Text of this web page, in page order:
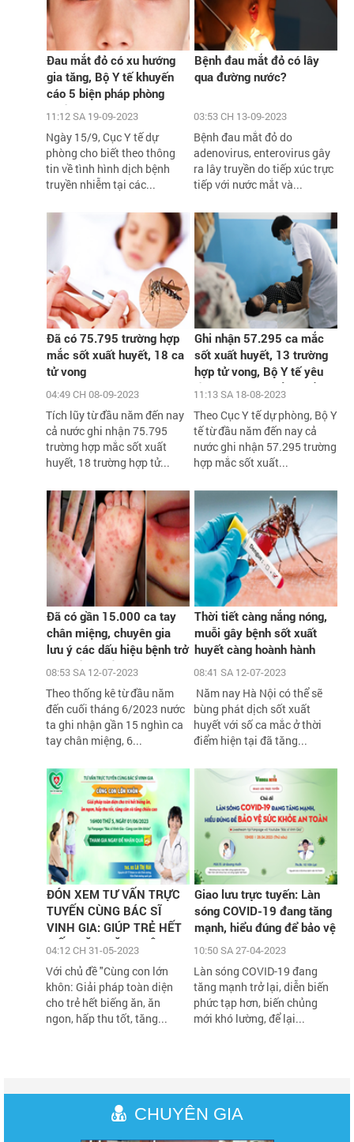
Đau mắt đỏ có xu hướng
gia tăng, Bộ Y tế khuyến
cáo 5 biện pháp phòng
chống
11:12 SA 19-09-2023
Ngày 15/9, Cục Y tế dự
phòng cho biết theo thông
tin về tình hình dịch bệnh
truyền nhiễm tại các...
Bệnh đau mắt đỏ có lây
qua đường nước?
03:53 CH 13-09-2023
Bệnh đau mắt đỏ do
adenovirus, enterovirus gây
ra lây truyền do tiếp xúc trực
tiếp với nước mắt và...
Đã có 75.795 trường hợp
mắc sốt xuất huyết, 18 ca
tử vong
04:49 CH 08-09-2023
Tích lũy từ đầu năm đến nay
cả nước ghi nhận 75.795
trường hợp mắc sốt xuất
huyết, 18 trường hợp tử...
Ghi nhận 57.295 ca mắc
sốt xuất huyết, 13 trường
hợp tử vong, Bộ Y tế yêu
cầu xử lý triệt để các ổ
11:13 SA 18-08-2023
Theo Cục Y tế dự phòng, Bộ Y
tế từ đầu năm đến nay cả
nước ghi nhận 57.295 trường
hợp mắc sốt xuất...
Đã có gần 15.000 ca tay
chân miệng, chuyên gia
lưu ý các dấu hiệu bệnh trở
nặng cần biết
08:53 SA 12-07-2023
Theo thống kê từ đầu năm
đến cuối tháng 6/2023 nước
ta ghi nhận gần 15 nghìn ca
tay chân miệng, 6...
Thời tiết càng nắng nóng,
muỗi gây bệnh sốt xuất
huyết càng hoành hành
08:41 SA 12-07-2023
Năm nay Hà Nội có thể sẽ
bùng phát dịch sốt xuất
huyết với số ca mắc ở thời
điểm hiện tại đã tăng...
ĐÓN XEM TƯ VẤN TRỰC
TUYẾN CÙNG BÁC SĨ
VINH GIA: GIÚP TRẺ HẾT
BIẾNG ĂN, TĂNG CÂN,
HÀNG NGÀN QUÀ TẶNG
H
04:12 CH 31-05-2023
Với chủ đề "Cùng con lớn
khôn: Giải pháp toàn diện
cho trẻ hết biếng ăn, ăn
ngon, hấp thu tốt, tăng...
Giao lưu trực tuyến: Làn
sóng COVID-19 đang tăng
mạnh, hiểu đúng để bảo vệ
sức khỏe an toàn
10:50 SA 27-04-2023
Làn sóng COVID-19 đang
tăng mạnh trở lại, diễn biến
phức tạp hơn, biến chủng
mới khó lường, để lại...
CHUYÊN GIA